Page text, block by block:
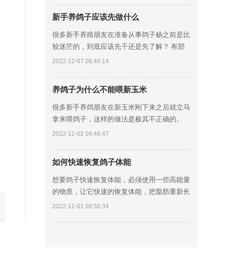
新手养鸽子应该先做什么
很多新手养殖朋友在准备从事鸽子杨之前是比
较迷茫的，到底应该先干还是先了解？ 有部
分人的在网上简单了解一下，就开始着手准备
2022-12-07 08:46:14
养鸽子为什么不能喂新玉米
很多新手养鸽朋友在新玉米刚下来之后就立马
拿来喂鸽子，这样的做法是极其不正确的。
第一、新玉米的水分含量太高，会破坏营养平
2022-12-02 09:46:47
如何快速恢复鸽子体能
想要鸽子快速恢复体能，必须使用一些高能量
的物质，让它快速的恢复体能，把脂肪重新长
起来。 一、花生，因为脂肪是鸽子主要储存
2022-12-01 08:50:34